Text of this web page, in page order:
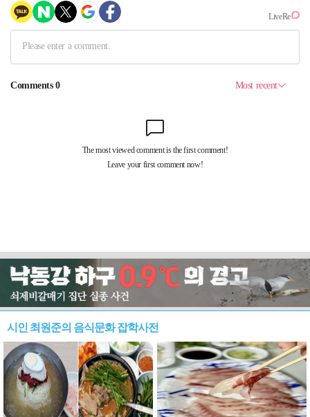
시인 최원준의 음식문화 잡학사전